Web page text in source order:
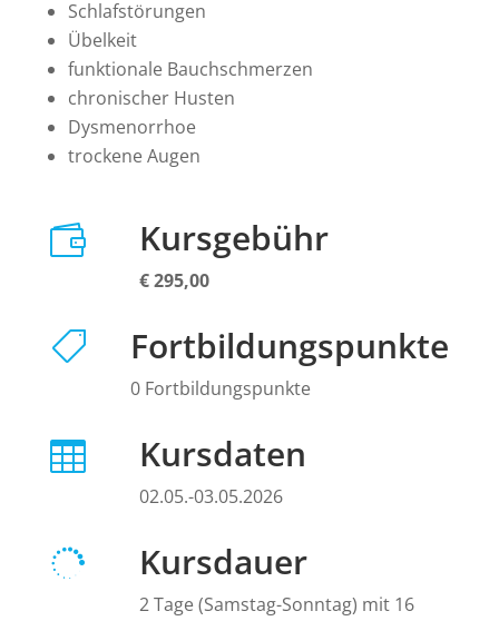
Schlafstörungen
Übelkeit
funktionale Bauchschmerzen
chronischer Husten
Dysmenorrhoe
trockene Augen
 Kursgebühr
€ 295,00
 Fortbildungspunkte
0 Fortbildungspunkte
 Kursdaten
02.05.-03.05.2026
 Kursdauer
2 Tage (Samstag-Sonntag) mit 16